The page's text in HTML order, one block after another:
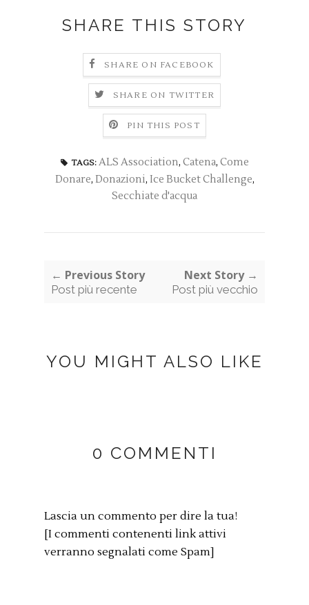
SHARE THIS STORY
SHARE ON FACEBOOK
SHARE ON TWITTER
PIN THIS POST
TAGS: ALS Association, Catena, Come
Donare, Donazioni, Ice Bucket Challenge,
Secchiate d'acqua
← Previous Story
Post più recente
Next Story →
Post più vecchio
YOU MIGHT ALSO LIKE
0 COMMENTI
Lascia un commento per dire la tua!
[I commenti contenenti link attivi
verranno segnalati come Spam]